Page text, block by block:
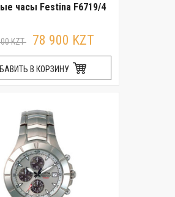
часы Festina F6719/4
KZT 78 900 KZT
В КОРЗИНУ